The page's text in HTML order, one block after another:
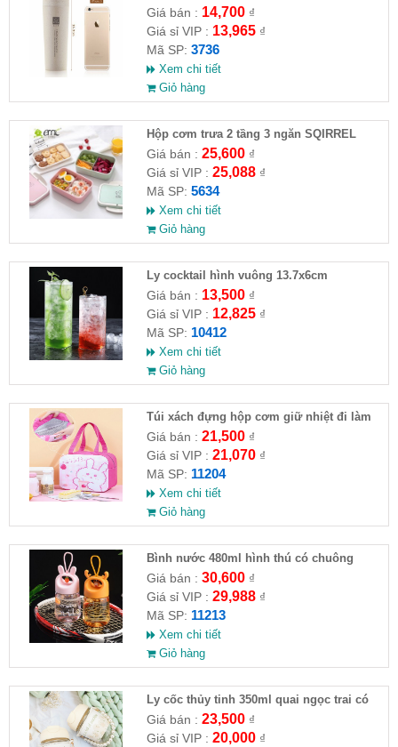
Giá bán : 14,700₫
Giá sỉ VIP : 13,965₫
Mã SP: 3736
Xem chi tiết
Giỏ hàng
Hộp cơm trưa 2 tầng 3 ngăn SQIRREL
Giá bán : 25,600₫
Giá sỉ VIP : 25,088₫
Mã SP: 5634
Xem chi tiết
Giỏ hàng
Ly cocktail hình vuông 13.7x6cm
Giá bán : 13,500₫
Giá sỉ VIP : 12,825₫
Mã SP: 10412
Xem chi tiết
Giỏ hàng
Túi xách đựng hộp cơm giữ nhiệt đi làm
hình gấu đáng yêu
Giá bán : 21,500₫
Giá sỉ VIP : 21,070₫
Mã SP: 11204
Xem chi tiết
Giỏ hàng
Bình nước 480ml hình thú có chuông
Giá bán : 30,600₫
Giá sỉ VIP : 29,988₫
Mã SP: 11213
Xem chi tiết
Giỏ hàng
Ly cốc thủy tinh 350ml quai ngọc trai có
nắp và ống hút
Giá bán : 23,500₫
Giá sỉ VIP : 20,000₫